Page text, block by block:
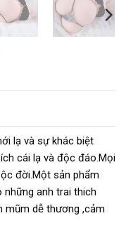
lạ và sự khác biệt
cái lạ và độc đáo.Mọi
đời.Một sản phẩm
anh trai thich
mũm dễ thương ,cảm